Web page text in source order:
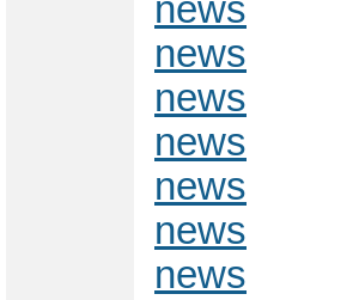
news
news
news
news
news
news
news